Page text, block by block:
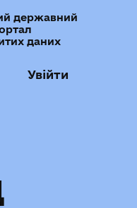
державний
даних
Увійти